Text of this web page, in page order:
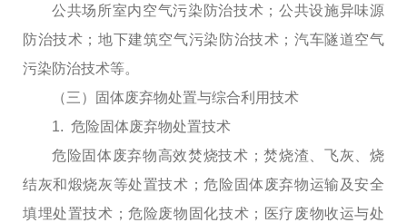
公共场所室内空气污染防治技术；公共设施异味源
防治技术；地下建筑空气污染防治技术；汽车隧道空气
污染防治技术等。
（三）固体废弃物处置与综合利用技术
1. 危险固体废弃物处置技术
危险固体废弃物高效焚烧技术；焚烧渣、飞灰、烧
结灰和煅烧灰等处置技术；危险固体废弃物运输及安全
填埋处置技术；危险废物固化技术；医疗废物收运与处